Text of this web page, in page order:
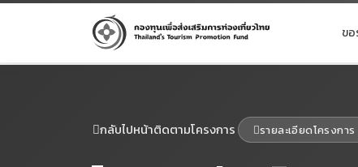
ข
กลับไปหน้าติดตามโครงการ รายละเอียดโครงการ